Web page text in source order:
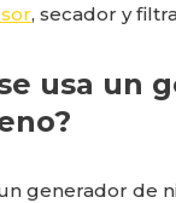
, secador y
usa un
generador de